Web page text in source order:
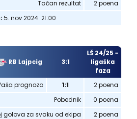
Tačan rezultat
2 poena
5. nov 2024. 21:00
RB Lajpcig 3:1
LŠ 24/25 -
ligaška
faza
prognoza
1:1
2 poena
Pobednik
0 poena
golova za svaku od ekipa
2 poena